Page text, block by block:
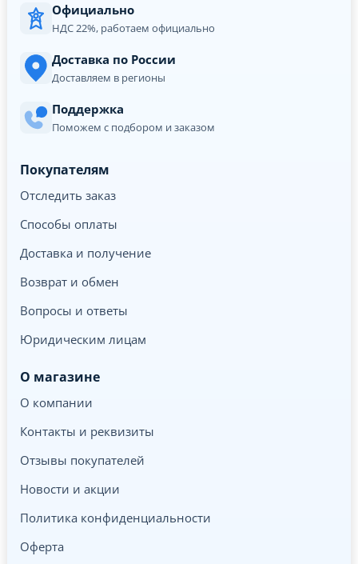
Официально
НДС 22%, работаем официально
Доставка по России
Доставляем в регионы
Поддержка
Поможем с подбором и заказом
Покупателям
Отследить заказ
Способы оплаты
Доставка и получение
Возврат и обмен
Вопросы и ответы
Юридическим лицам
О магазине
О компании
Контакты и реквизиты
Отзывы покупателей
Новости и акции
Политика конфиденциальности
Оферта